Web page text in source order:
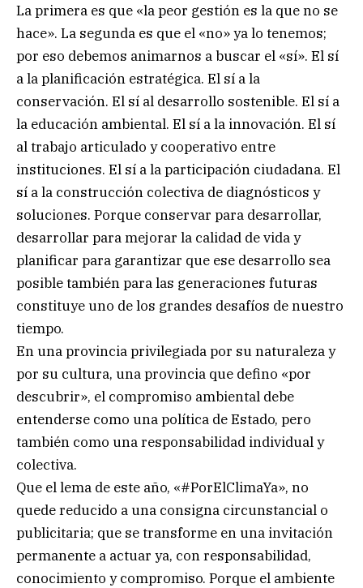
La primera es que «la peor gestión es la que no se
hace». La segunda es que el «no» ya lo tenemos;
por eso debemos animarnos a buscar el «sí». El sí
a la planificación estratégica. El sí a la
conservación. El sí al desarrollo sostenible. El sí a
la educación ambiental. El sí a la innovación. El sí
al trabajo articulado y cooperativo entre
instituciones. El sí a la participación ciudadana. El
sí a la construcción colectiva de diagnósticos y
soluciones. Porque conservar para desarrollar,
desarrollar para mejorar la calidad de vida y
planificar para garantizar que ese desarrollo sea
posible también para las generaciones futuras
constituye uno de los grandes desafíos de nuestro
tiempo.
En una provincia privilegiada por su naturaleza y
por su cultura, una provincia que defino «por
descubrir», el compromiso ambiental debe
entenderse como una política de Estado, pero
también como una responsabilidad individual y
colectiva.
Que el lema de este año, «#PorElClimaYa», no
quede reducido a una consigna circunstancial o
publicitaria; que se transforme en una invitación
permanente a actuar ya, con responsabilidad,
conocimiento y compromiso. Porque el ambiente